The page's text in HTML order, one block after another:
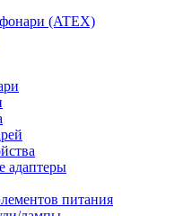
(ATEX)
адаптеры
питания